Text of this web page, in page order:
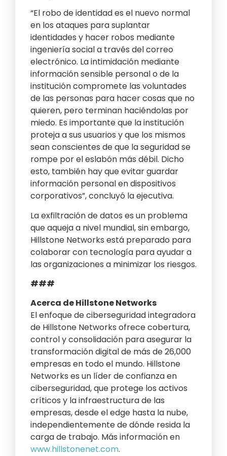
“El robo de identidad es el nuevo normal
en los ataques para suplantar
identidades y hacer robos mediante
ingeniería social a través del correo
electrónico. La intimidación mediante
información sensible personal o de la
institución compromete las voluntades
de las personas para hacer cosas que no
quieren, pero terminan haciéndolas por
miedo. Es importante que la institución
proteja a sus usuarios y que los mismos
sean conscientes de que la seguridad se
rompe por el eslabón más débil. Dicho
esto, también hay que evitar guardar
información personal en dispositivos
corporativos”, concluyó la ejecutiva.
La exfiltración de datos es un problema
que aqueja a nivel mundial, sin embargo,
Hillstone Networks está preparado para
colaborar con tecnología para ayudar a
las organizaciones a minimizar los riesgos.
###
Acerca de Hillstone Networks
El enfoque de ciberseguridad integradora
de Hillstone Networks ofrece cobertura,
control y consolidación para asegurar la
transformación digital de más de 26,000
empresas en todo el mundo. Hillstone
Networks es un líder de confianza en
ciberseguridad, que protege los activos
críticos y la infraestructura de las
empresas, desde el edge hasta la nube,
independientemente de dónde resida la
carga de trabajo. Más información en
www.hillstonenet.com.